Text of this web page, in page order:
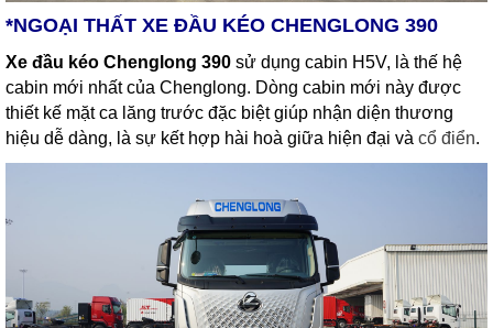
*NGOẠI THẤT XE ĐẦU KÉO CHENGLONG 390
Xe đầu kéo Chenglong 390 sử dụng cabin H5V, là thế hệ
cabin mới nhất của Chenglong. Dòng cabin mới này được
thiết kế mặt ca lăng trước đặc biệt giúp nhận diện thương
hiệu dễ dàng, là sự kết hợp hài hoà giữa hiện đại và cổ điển.